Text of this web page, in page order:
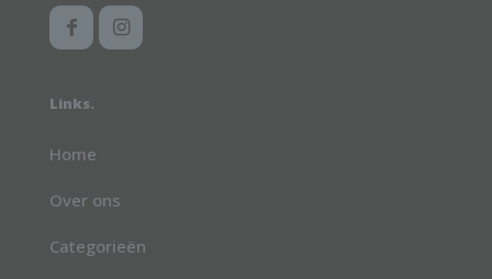
Links.
Home
Over ons
Categorieën